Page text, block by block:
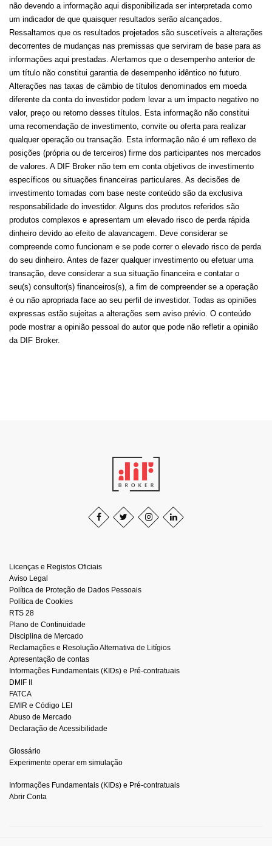
não devendo a informação aqui disponibilizada ser interpretada como
um indicador de que quaisquer resultados serão alcançados.
Ressaltamos que os resultados projetados são suscetíveis a alterações
decorrentes de mudanças nas premissas que serviram de base para as
informações aqui prestadas. Alertamos que o desempenho anterior de
um título não constitui garantia de desempenho idêntico no futuro.
Alterações nas taxas de câmbio de títulos denominados em moeda
diferente da conta do investidor podem levar a um impacto negativo no
valor, preço ou retorno desses títulos. Esta informação não constitui
uma recomendação de investimento, convite ou oferta para realizar
qualquer operação ou transação. Esta informação não é um reflexo de
posições (própria ou de terceiros) firme dos participantes nos mercados
de valores. A DIF Broker não tem em conta objetivos de investimento
específicos ou situações financeiras particulares. As decisões de
investimento tomadas com base neste conteúdo são da exclusiva
responsabilidade do investidor. Alguns dos produtos referidos são
produtos complexos e apresentam um elevado risco de perda rápida
dinheiro devido ao efeito de alavancagem. Deve considerar se
compreende como funcionam e se pode correr o elevado risco de perda
do seu dinheiro. Antes de fazer qualquer investimento ou efetuar uma
transação, deve considerar a sua situação financeira e contatar o
seu(s) consultor(s) financeiros(s), a fim de compreender se a operação
é ou não apropriada face ao seu perfil de investidor. Todas as opiniões
expressas estão sujeitas a alterações sem aviso prévio. O conteúdo
pode mostrar a opinião pessoal do autor que pode não refletir a opinião
da DIF Broker.
Licenças e Registos Oficiais
Aviso Legal
Política de Proteção de Dados Pessoais
Política de Cookies
RTS 28
Plano de Continuidade
Disciplina de Mercado
Reclamações e Resolução Alternativa de Litígios
Apresentação de contas
Informações Fundamentais (KIDs) e Pré-contratuais
DMIF II
FATCA
EMIR e Código LEI
Abuso de Mercado
Declaração de Acessibilidade
Glossário
Experimente operar em simulação
Informações Fundamentais (KIDs) e Pré-contratuais
Abrir Conta